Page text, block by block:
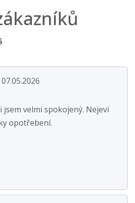
jsem velmi spokojený. Nejeví
opotřebení.